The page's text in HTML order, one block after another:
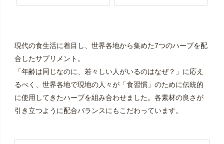
現代の食生活に着目し、世界各地から集めた7つのハーブを配
合したサプリメント。
「年齢は同じなのに、若々しい人がいるのはなぜ？」に応え
るべく、世界各地で現地の人々が「食習慣」のために伝統的
に使用してきたハーブを組み合わせました。各素材の良さが
引き立つように配合バランスにもこだわっています。